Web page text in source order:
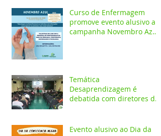
Curso de Enfermagem
promove evento alusivo a
campanha Novembro Azul
Temática
Desaprendizagem é
debatida com diretores da
Evento alusivo ao Dia da